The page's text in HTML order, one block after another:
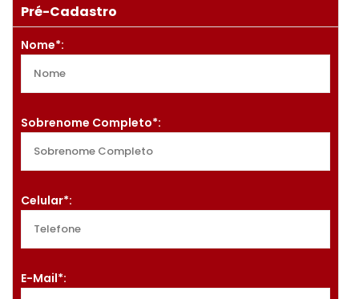
1
Pré-Cadastro
Nome*:
Sobrenome Completo*:
Celular*:
E-Mail*: